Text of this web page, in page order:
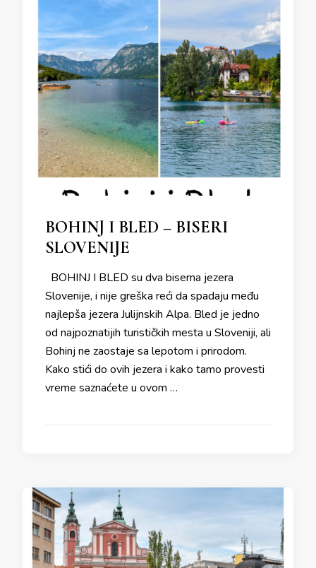
BOHINJ I BLED – BISERI
SLOVENIJE
BOHINJ I BLED su dva biserna jezera
Slovenije, i nije greška reći da spadaju među
najlepša jezera Julijnskih Alpa. Bled je jedno
od najpoznatijih turističkih mesta u Sloveniji, ali
Bohinj ne zaostaje sa lepotom i prirodom.
Kako stići do ovih jezera i kako tamo provesti
vreme saznaćete u ovom …